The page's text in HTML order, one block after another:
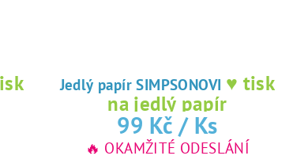
Jedlý papír SIMPSONOVI ♥ tisk
na jedlý papír
99 Kč / Ks
🔥 OKAMŽITÉ ODESLÁNÍ